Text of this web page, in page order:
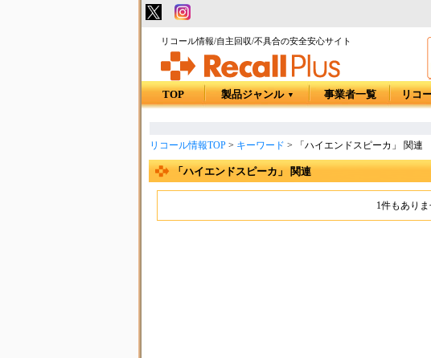
リコール情報/自主回収/不具合の安全安心サイト
TOP 製品ジャンル ▼ 事業者一覧 リコ
リコール情報TOP> キーワード > 「ハイエンドスピーカ」 関連
「ハイエンドスピーカ」 関連
1件もありま